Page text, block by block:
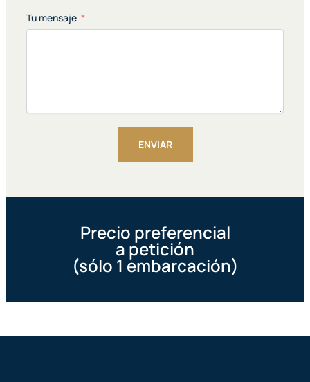
Precio preferencial
a petición
(sólo 1 embarcación)
Tu mensaje
ENVIAR